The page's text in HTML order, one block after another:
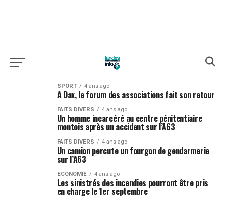
SPORT 4 ans ago
A Dax, le forum des associations fait son retour
FAITS DIVERS 4 ans ago
Un homme incarcéré au centre pénitentiaire
montois après un accident sur l’A63
FAITS DIVERS 4 ans ago
Un camion percute un fourgon de gendarmerie
sur l’A63
ECONOMIE 4 ans ago
Les sinistrés des incendies pourront être pris
en charge le 1er septembre